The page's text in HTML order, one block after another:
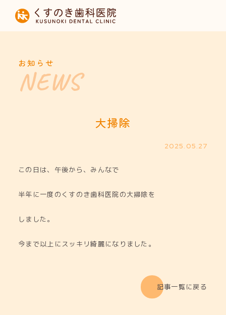
HOME
診療内容
お知らせ
お知らせ
大掃除
2025.05.27
この日は、午後から、みんなで
半年に一度のくすのき歯科医院の大掃除を
しました。
今まで以上にスッキリ綺麗になりました。
記事一覧に戻る